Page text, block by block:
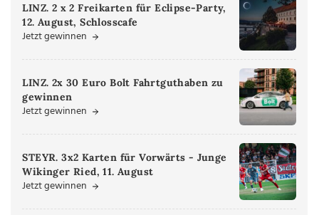
LINZ. 2 x 2 Freikarten für Eclipse-Party,
12. August, Schlosscafe
Jetzt gewinnen
LINZ. 2x 30 Euro Bolt Fahrtguthaben zu
gewinnen
Jetzt gewinnen
STEYR. 3x2 Karten für Vorwärts - Junge
Wikinger Ried, 11. August
Jetzt gewinnen